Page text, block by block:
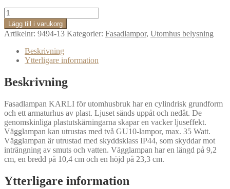
Fasadlampa
KARLI
mängd
Lägg till i varukorg
Artikelnr: 9494-13 Kategorier: Fasadlampor, Utomhus belysning
Beskrivning
Ytterligare information
Beskrivning
Fasadlampan KARLI för utomhusbruk har en cylindrisk grundform
och ett armaturhus av plast. Ljuset sänds uppåt och nedåt. De
genomskinliga plastutskärningarna skapar en vacker ljuseffekt.
Vägglampan kan utrustas med två GU10-lampor, max. 35 Watt.
Vägglampan är utrustad med skyddsklass IP44, som skyddar mot
inträngning av smuts och vatten. Vägglampan har en längd på 9,2
cm, en bredd på 10,4 cm och en höjd på 23,3 cm.
Ytterligare information